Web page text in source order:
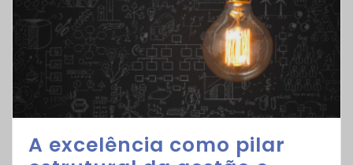
A excelência como pilar